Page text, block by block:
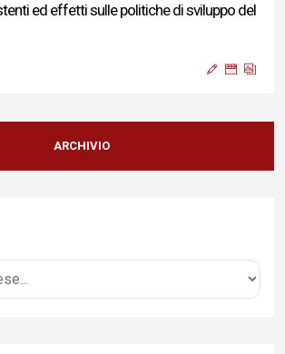
ed effetti sulle politiche di sviluppo del
Testa: “Profondo cordoglio e vicinanza al
e alla sua famiglia”
Natali": modifiche temporanee alla
ARCHIVIO